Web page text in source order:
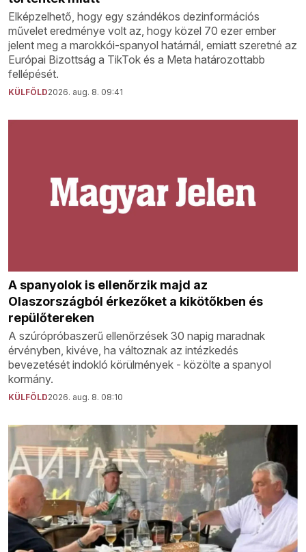
Elképzelhető, hogy egy szándékos dezinformációs
művelet eredménye volt az, hogy közel 70 ezer ember
jelent meg a marokkói-spanyol határnál, emiatt szeretné az
Európai Bizottság a TikTok és a Meta határozottabb
fellépését.
KÜLFÖLD2026. aug. 8. 09:41
A spanyolok is ellenőrzik majd az
Olaszországból érkezőket a kikötőkben és
repülőtereken
A szúrópróbaszerű ellenőrzések 30 napig maradnak
érvényben, kivéve, ha változnak az intézkedés
bevezetését indokló körülmények - közölte a spanyol
kormány.
KÜLFÖLD2026. aug. 8. 08:10